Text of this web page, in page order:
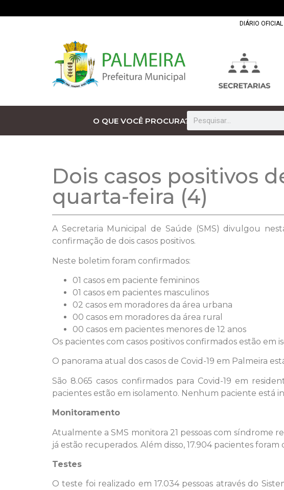
DIÁRIO OFICIAL
O QUE VOCÊ PROCURA?
Dois casos positivos
quarta-feira (4)
A Secretaria Municipal de Saúde (SMS) divulgou
confirmação de dois casos positivos.
Neste boletim foram confirmados:
01 casos em paciente femininos
01 casos em pacientes masculinos
02 casos em moradores da área urbana
00 casos em moradores da área rural
00 casos em pacientes menores de 12 anos
Os pacientes com casos positivos confirmados estão
O panorama atual dos casos de Covid-19 em Palmeira
São 8.065 casos confirmados para Covid-19 em
pacientes estão em isolamento. Nenhum paciente está
Monitoramento
Atualmente a SMS monitora 21 pessoas com síndrome
já estão recuperados. Além disso, 17.904 pacientes foram
Testes
O teste foi realizado em 17.034 pessoas através do